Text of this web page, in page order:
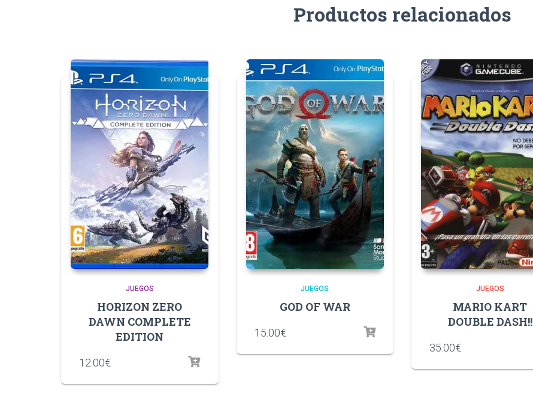
Productos relacionados
JUEGOS
HORIZON ZERO
DAWN COMPLETE
EDITION
12.00€
JUEGOS
GOD OF WAR
15.00€
JUEGOS
MARIO KART
DOUBLE DASH!!
35.00€